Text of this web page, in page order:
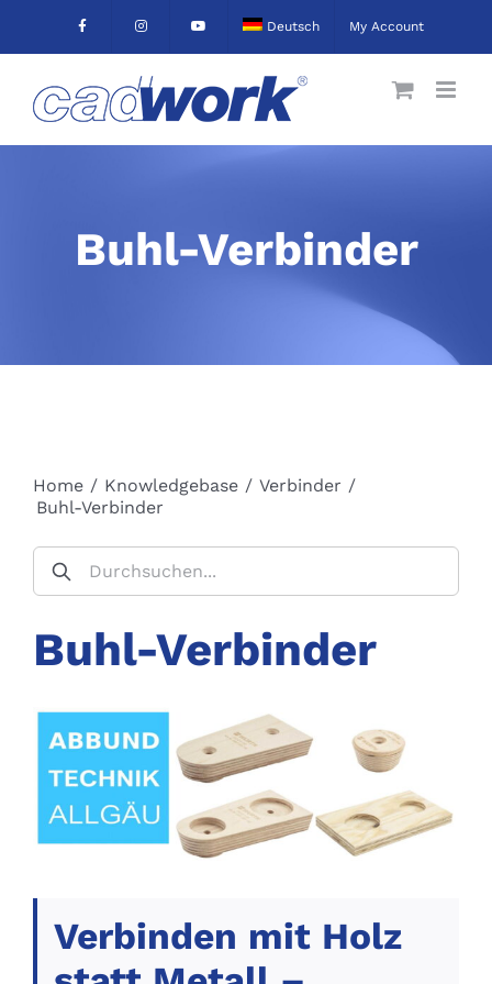
Deutsch My Account
Buhl-Verbinder
Home / Knowledgebase / Verbinder /
Buhl-Verbinder
Buhl-Verbinder
Verbinden mit Holz